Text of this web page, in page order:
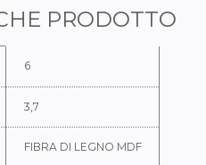
PRODOTTO
6
3,7
FIBRA DI LEGNO MDF